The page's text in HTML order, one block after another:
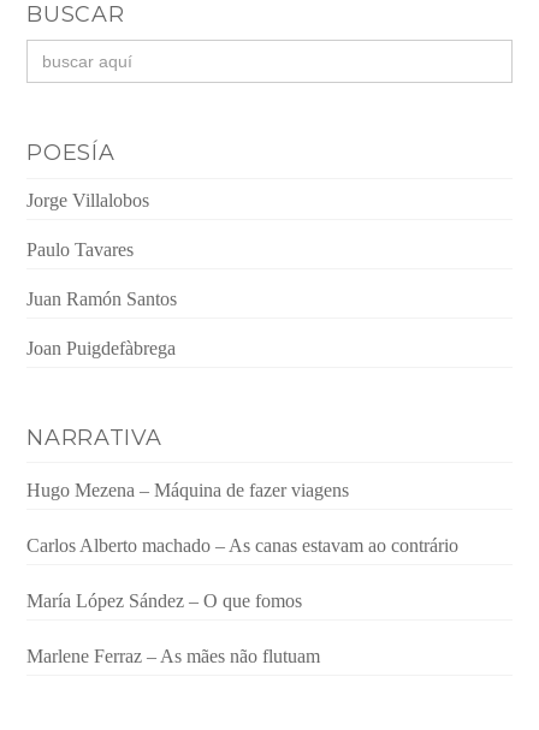
BUSCAR
Buscar:
POESÍA
Jorge Villalobos
Paulo Tavares
Juan Ramón Santos
Joan Puigdefàbrega
NARRATIVA
Hugo Mezena – Máquina de fazer viagens
Carlos Alberto machado – As canas estavam ao contrário
María López Sández – O que fomos
Marlene Ferraz – As mães não flutuam